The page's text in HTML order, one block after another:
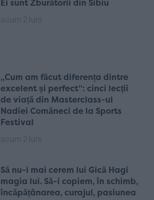
Ei sunt Zburătorii din Sibiu
„Cum am făcut diferența dintre
excelent și perfect”: cinci lecții
de viață din Masterclass-ul
Nadiei Comăneci de la Sports
Festival
Să nu-i mai cerem lui Gică Hagi
magia lui. Să-i copiem, în schimb,
încăpățânarea, curajul, pasiunea